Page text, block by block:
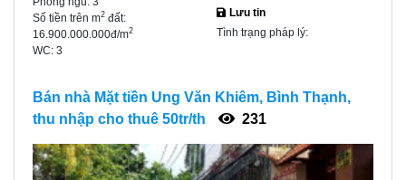
Số tiền trên m2 đất:
16.900.000.000đ/m2
WC: 3
Lưu tin
Tình trạng pháp lý:
Bán nhà Mặt tiền Ung Văn Khiêm, Bình Thạnh,
thu nhập cho thuê 50tr/th
231